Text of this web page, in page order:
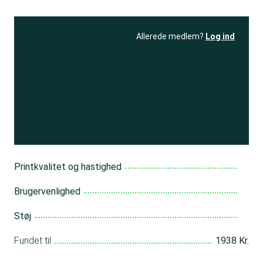
Allerede medlem? Log ind
Printkvalitet og hastighed
Brugervenlighed
Støj
Fundet til 1938 Kr.